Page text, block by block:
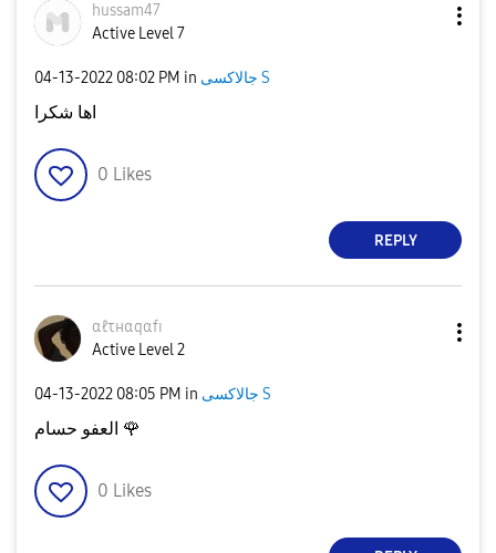
hussam47
Active Level 7
‎04-13-2022 08:02 PM in جالاكسى S
اها شكرا
0 Likes
REPLY
αℓτнαqαfɪ
Active Level 2
‎04-13-2022 08:05 PM in جالاكسى S
🌹
0 Likes